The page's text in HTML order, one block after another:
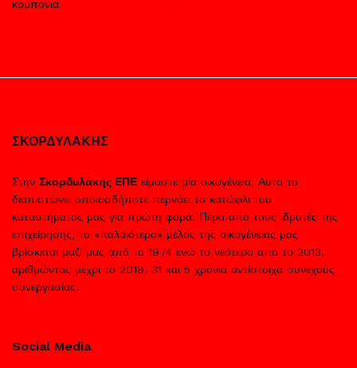
κούπονια
ΣΚΟΡΔΥΛΑΚΗΣ
Στην Σκορδυλάκης ΕΠΕ είμαστε μία οικογένεια. Αυτό το
διαπιστώνει οποιοσδήποτε περνάει το κατώφλι του
καταστήματος μας για πρώτη φορά. Πέρα από τους ιδρυτές της
επιχείρησης, το «παλαιότερο» μέλος της οικογένειας μας
βρίσκεται μαζί μας από το 1974 ενώ το νεότερο από το 2013,
αριθμώντας μέχρι το 2018, 31 και 5 χρόνια αντίστοιχα συνεχούς
συνεργασίας.
Social Media